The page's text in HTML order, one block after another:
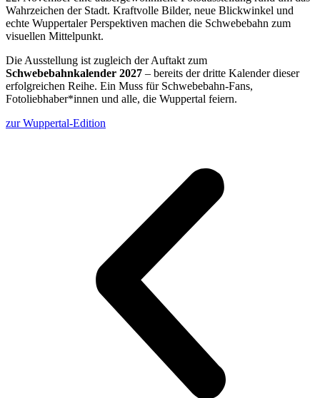
Wahrzeichen der Stadt. Kraftvolle Bilder, neue Blickwinkel und
echte Wuppertaler Perspektiven machen die Schwebebahn zum
visuellen Mittelpunkt.
Die Ausstellung ist zugleich der Auftakt zum
Schwebebahnkalender 2027 – bereits der dritte Kalender dieser
erfolgreichen Reihe. Ein Muss für Schwebebahn-Fans,
Fotoliebhaber*innen und alle, die Wuppertal feiern.
zur Wuppertal-Edition